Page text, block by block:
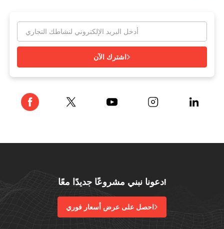
اشترك الآن
دعونا نبني مشروعًا جديدًا معًا!
احصل على عرض أسعار فوري